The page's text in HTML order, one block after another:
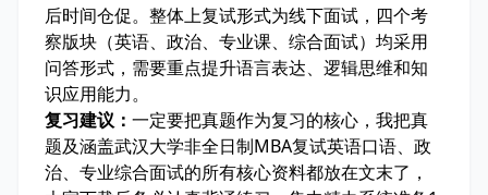
后时间仓促。整体上复试形式为线下面试 ，四个考
察版块（英语、政治、专业课、综合面试）均采用
问答形式，需要重点提升语言表达、逻辑思维和知
识应用能力。
复习建议： 一定要把真题作为复习的核心，我把真
题及涵盖武汉大学非全日制MBA复试英语口语、政
治、专业综合面试的所有核心资料都放在文末了，